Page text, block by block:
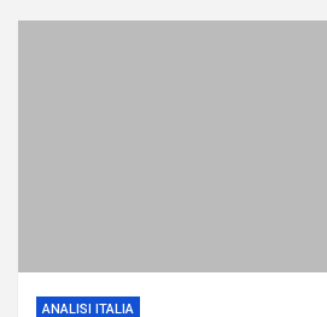
ANALISI ITALIA